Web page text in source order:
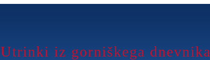
Utrinki iz gorniškega dnevnika